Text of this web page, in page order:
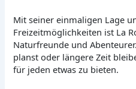
Mit seiner einmaligen Lage
Freizeitmöglichkeiten ist La
Naturfreunde und
planst oder längere Zeit
für jeden etwas zu bieten.